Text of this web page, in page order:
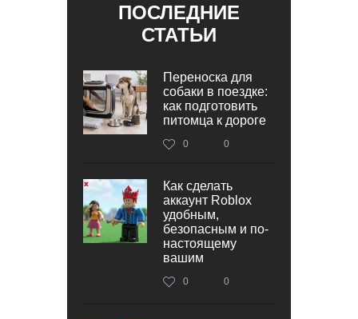
ПОСЛЕДНИЕ
СТАТЬИ
Переноска для
собаки в поездке:
как подготовить
питомца к дороге
0 0
Как сделать
аккаунт Roblox
удобным,
безопасным и по-
настоящему
вашим
0 0